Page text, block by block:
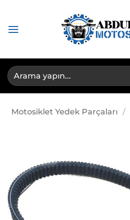
Ara:
Motosiklet Yedek Parçaları /